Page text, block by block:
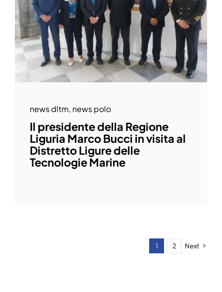
news dltm, news polo
Il presidente della Regione
Liguria Marco Bucci in visita al
Distretto Ligure delle
Tecnologie Marine
1 2 Next